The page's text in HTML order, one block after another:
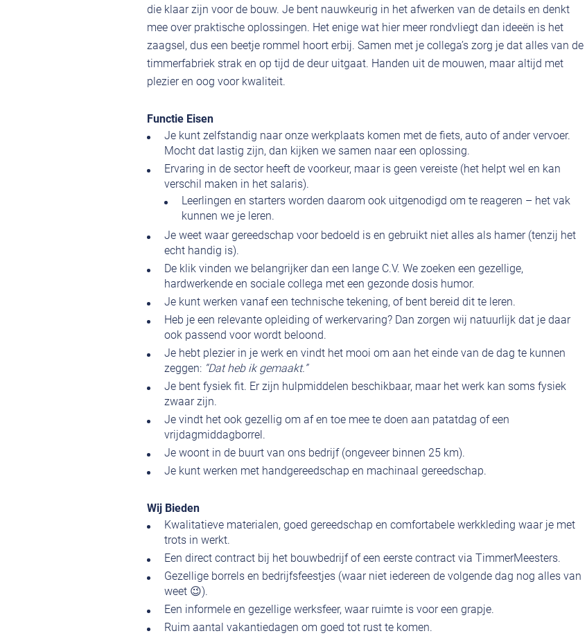
die klaar zijn voor de bouw. Je bent nauwkeurig in het afwerken van de details en denkt
mee over praktische oplossingen. Het enige wat hier meer rondvliegt dan ideeën is het
zaagsel, dus een beetje rommel hoort erbij. Samen met je collega’s zorg je dat alles van de
timmerfabriek strak en op tijd de deur uitgaat. Handen uit de mouwen, maar altijd met
plezier en oog voor kwaliteit.
Functie Eisen
Je kunt zelfstandig naar onze werkplaats komen met de fiets, auto of ander vervoer.
Mocht dat lastig zijn, dan kijken we samen naar een oplossing.
Ervaring in de sector heeft de voorkeur, maar is geen vereiste (het helpt wel en kan
verschil maken in het salaris).
Leerlingen en starters worden daarom ook uitgenodigd om te reageren – het vak
kunnen we je leren.
Je weet waar gereedschap voor bedoeld is en gebruikt niet alles als hamer (tenzij het
echt handig is).
De klik vinden we belangrijker dan een lange C.V. We zoeken een gezellige,
hardwerkende en sociale collega met een gezonde dosis humor.
Je kunt werken vanaf een technische tekening, of bent bereid dit te leren.
Heb je een relevante opleiding of werkervaring? Dan zorgen wij natuurlijk dat je daar
ook passend voor wordt beloond.
Je hebt plezier in je werk en vindt het mooi om aan het einde van de dag te kunnen
zeggen: “Dat heb ik gemaakt.”
Je bent fysiek fit. Er zijn hulpmiddelen beschikbaar, maar het werk kan soms fysiek
zwaar zijn.
Je vindt het ook gezellig om af en toe mee te doen aan patatdag of een
vrijdagmiddagborrel.
Je woont in de buurt van ons bedrijf (ongeveer binnen 25 km).
Je kunt werken met handgereedschap en machinaal gereedschap.
Wij Bieden
Kwalitatieve materialen, goed gereedschap en comfortabele werkkleding waar je met
trots in werkt.
Een direct contract bij het bouwbedrijf of een eerste contract via TimmerMeesters.
Gezellige borrels en bedrijfsfeestjes (waar niet iedereen de volgende dag nog alles van
weet 😉).
Een informele en gezellige werksfeer, waar ruimte is voor een grapje.
Ruim aantal vakantiedagen om goed tot rust te komen.